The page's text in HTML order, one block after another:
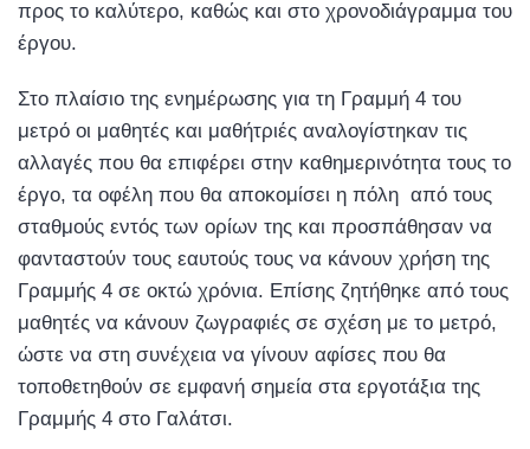
προς το καλύτερο, καθώς και στο χρονοδιάγραμμα του
έργου.
Στο πλαίσιο της ενημέρωσης για τη Γραμμή 4 του
μετρό οι μαθητές και μαθήτριές αναλογίστηκαν τις
αλλαγές που θα επιφέρει στην καθημερινότητα τους το
έργο, τα οφέλη που θα αποκομίσει η πόλη από τους
σταθμούς εντός των ορίων της και προσπάθησαν να
φανταστούν τους εαυτούς τους να κάνουν χρήση της
Γραμμής 4 σε οκτώ χρόνια. Επίσης ζητήθηκε από τους
μαθητές να κάνουν ζωγραφιές σε σχέση με το μετρό,
ώστε να στη συνέχεια να γίνουν αφίσες που θα
τοποθετηθούν σε εμφανή σημεία στα εργοτάξια της
Γραμμής 4 στο Γαλάτσι.